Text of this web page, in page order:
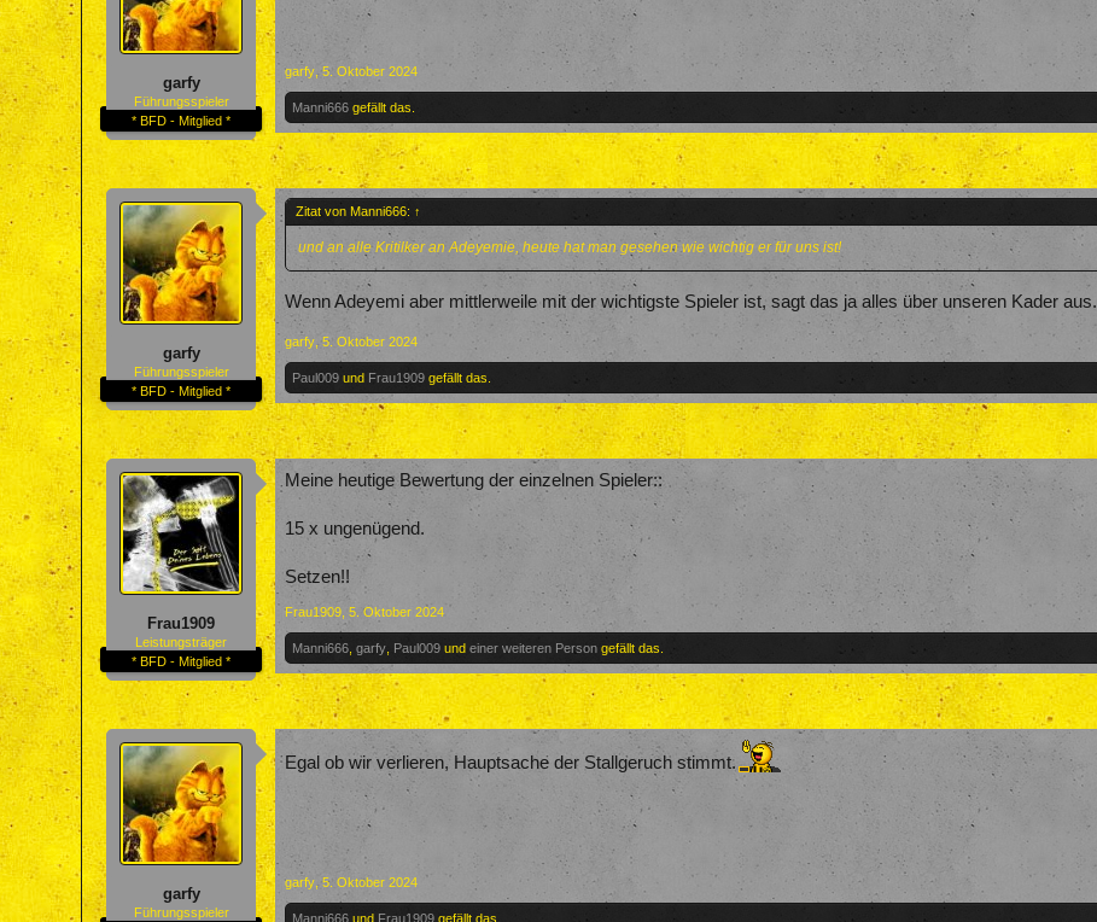
garfy
Führungsspieler
* BFD - Mitglied *
garfy 5. Oktober 2024
Manni666 gefällt das.
garfy
Führungsspieler
* BFD - Mitglied *
Zitat von Manni666: ↑
und an alle Kritilker an Adeyemie, heute hat man gesehen wie wichtig er für uns ist!
Wenn Adeyemi aber mittlerweile mit der wichtigste Spieler ist, sagt das ja alles über unseren Kader aus.
garfy 5. Oktober 2024
Paul009 und Frau1909 gefällt das.
Frau1909
Leistungsträger
* BFD - Mitglied *
Meine heutige Bewertung der einzelnen Spieler::
15 x ungenügend.
Setzen!!
Frau1909 5. Oktober 2024
Manni666 ,garfy Paul009 undeiner weiteren Person gefällt das.
garfy
Führungsspieler
Egal ob wir verlieren, Hauptsache der Stallgeruch stimmt.
garfy 5. Oktober 2024
Manni666 und Frau1909 gefällt das.